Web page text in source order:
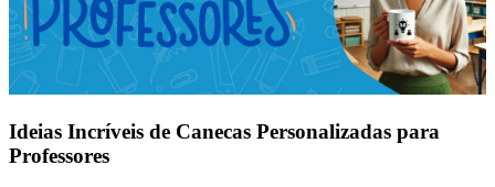
Ideias Incríveis de Canecas Personalizadas para
Professores